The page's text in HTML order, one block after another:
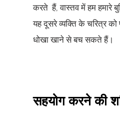
करते हैं, वास्तव में हम हमारे
यह दूसरे व्यक्ति के चरित्र
धोखा खाने से बच सकते हैं।
सहयोग करने की